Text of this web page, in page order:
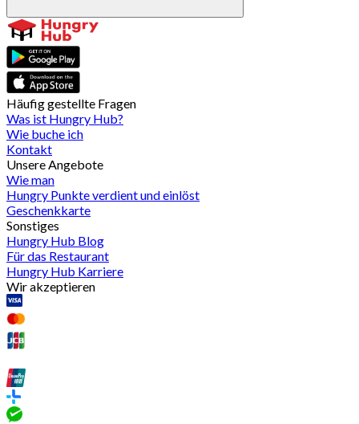
Häufig gestellte Fragen
Was ist Hungry Hub?
Wie buche ich
Kontakt
Unsere Angebote
Wie man
Hungry Punkte verdient und einlöst
Geschenkkarte
Sonstiges
Hungry Hub Blog
Für das Restaurant
Hungry Hub Karriere
Wir akzeptieren